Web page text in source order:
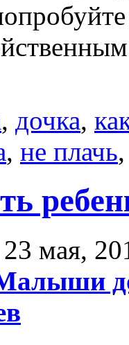
, дочка,
, не плачь
мая,